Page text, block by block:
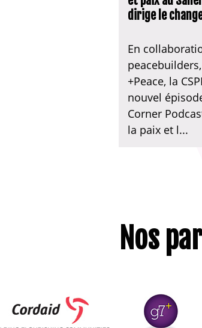
dirige le
En
peacebuilders,
+Peace, la
nouvel
Corner
la paix et l...
Nos